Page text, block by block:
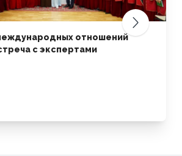
отношений
с экспертами